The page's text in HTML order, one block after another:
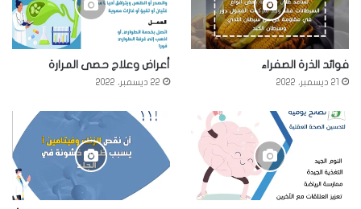
فوائد الذرة الصفراء
21 ديسمبر، 2022
أعراض وعلاج حصى المرارة
22 ديسمبر، 2022